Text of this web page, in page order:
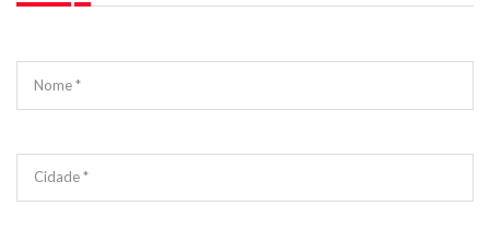
Nome *
Cidade *